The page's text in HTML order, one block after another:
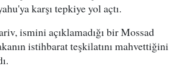
karşı tepkiye yol açtı.
ismini açıklamadığı bir Mossad
istihbarat teşkilatını mahvettiğini